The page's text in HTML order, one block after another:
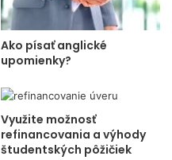
Ako písať anglické
upomienky?
Využite možnosť
refinancovania a výhody
študentských pôžičiek